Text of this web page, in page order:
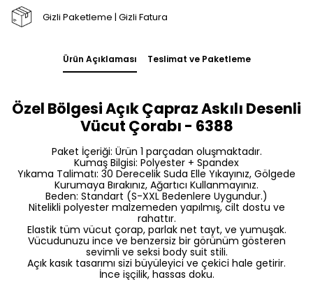
Gizli Paketleme | Gizli Fatura
Ürün Açıklaması Teslimat ve Paketleme
Özel Bölgesi Açık Çapraz Askılı Desenli
Vücut Çorabı - 6388
Paket İçeriği: Ürün 1 parçadan oluşmaktadır.
Kumaş Bilgisi: Polyester + Spandex
Yıkama Talimatı: 30 Derecelik Suda Elle Yıkayınız, Gölgede
Kurumaya Bırakınız, Ağartıcı Kullanmayınız.
Beden: Standart (S-XXL Bedenlere Uygundur.)
Nitelikli polyester malzemeden yapılmış, cilt dostu ve
rahattır.
Elastik tüm vücut çorap, parlak net tayt, ve yumuşak.
Vücudunuzu ince ve benzersiz bir görünüm gösteren
sevimli ve seksi body suit stili.
Açık kasık tasarımı sizi büyüleyici ve çekici hale getirir.
İnce işçilik, hassas doku.